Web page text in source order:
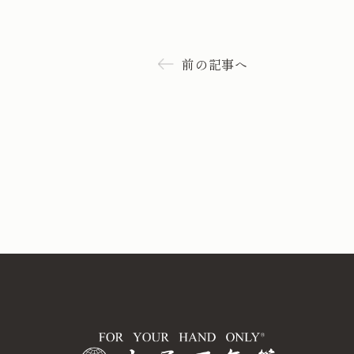
前の記事へ